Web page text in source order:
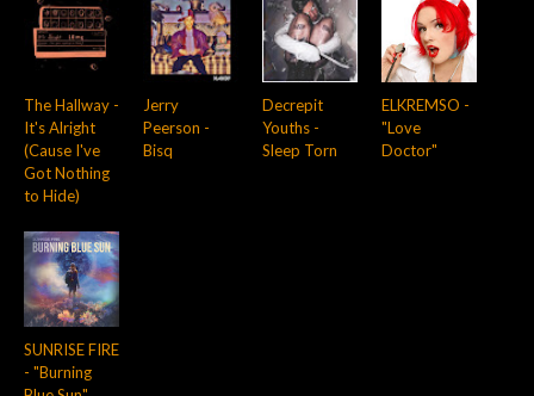
The Hallway -
It's Alright
(Cause I've
Got Nothing
to Hide)
Jerry
Peerson -
Bisq
Decrepit
Youths -
Sleep Torn
ELKREMSO -
"Love
Doctor"
SUNRISE FIRE
- "Burning